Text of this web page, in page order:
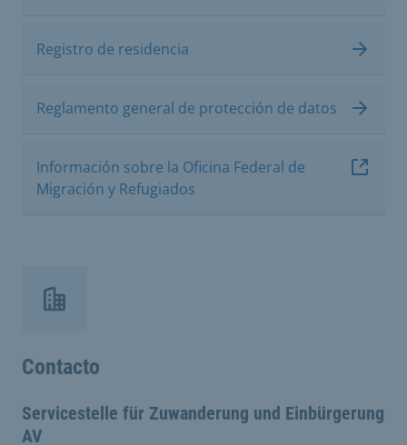
Registro de residencia
Reglamento general de protección de datos
Información sobre la Oficina Federal de
Migración y Refugiados
Contacto
Servicestelle für Zuwanderung und Einbürgerung
AV